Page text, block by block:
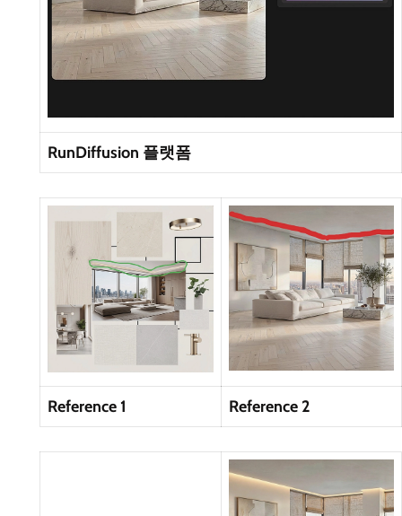
RunDiffusion 플랫폼
Reference 1 Reference 2